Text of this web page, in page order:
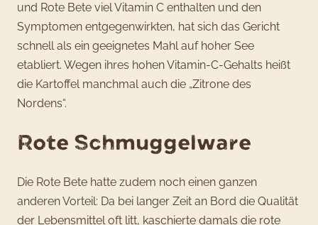
und Rote Bete viel Vitamin C enthalten und den
Symptomen entgegenwirkten, hat sich das Gericht
schnell als ein geeignetes Mahl auf hoher See
etabliert. Wegen ihres hohen Vitamin-C-Gehalts heißt
die Kartoffel manchmal auch die „Zitrone des
Nordens“.
Rote Schmuggelware
Die Rote Bete hatte zudem noch einen ganzen
anderen Vorteil: Da bei langer Zeit an Bord die Qualität
der Lebensmittel oft litt, kaschierte damals die rote